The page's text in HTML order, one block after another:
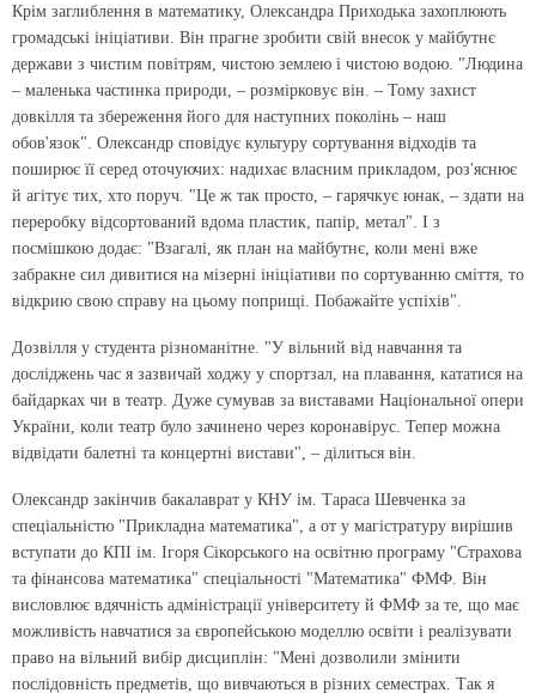
Крім заглиблення в математику, Олександра Приходька захоплюють
громадські ініціативи. Він прагне зробити свій внесок у майбутнє
держави з чистим повітрям, чистою землею і чистою водою. "Людина
– маленька частинка природи, – розмірковує він. – Тому захист
довкілля та збереження його для наступних поколінь – наш
обов'язок". Олександр сповідує культуру сортування відходів та
поширює її серед оточуючих: надихає власним прикладом, роз'яснює
й агітує тих, хто поруч. "Це ж так просто, – гарячкує юнак, – здати на
переробку відсортований вдома пластик, папір, метал". І з
посмішкою додає: "Взагалі, як план на майбутнє, коли мені вже
забракне сил дивитися на мізерні ініціативи по сортуванню сміття, то
відкрию свою справу на цьому поприщі. Побажайте успіхів".
Дозвілля у студента різноманітне. "У вільний від навчання та
досліджень час я зазвичай ходжу у спортзал, на плавання, кататися на
байдарках чи в театр. Дуже сумував за виставами Національної опери
України, коли театр було зачинено через коронавірус. Тепер можна
відвідати балетні та концертні вистави", – ділиться він.
Олександр закінчив бакалаврат у КНУ ім. Тараса Шевченка за
спеціальністю "Прикладна математика", а от у магістратуру вирішив
вступати до КПІ ім. Ігоря Сікорського на освітню програму "Страхова
та фінансова математика" спеціальності "Математика" ФМФ. Він
висловлює вдячність адміністрації університету й ФМФ за те, що має
можливість навчатися за європейською моделлю освіти і реалізувати
право на вільний вибір дисциплін: "Мені дозволили змінити
послідовність предметів, що вивчаються в різних семестрах. Так я